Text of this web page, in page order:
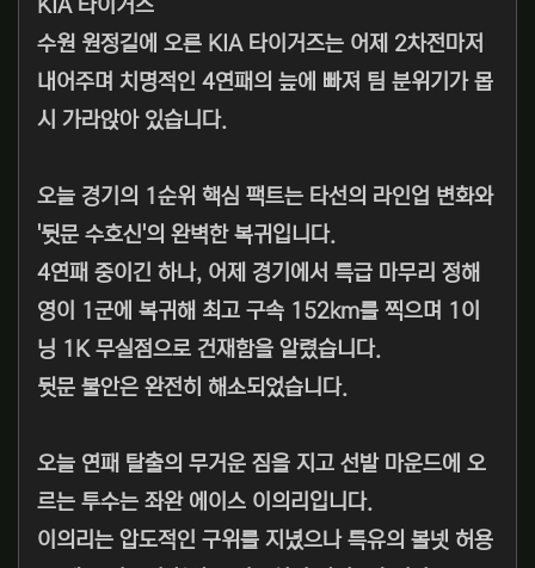
KIA 타이거즈
수원 원정길에 오른 KIA 타이거즈는 어제 2차전마저
내어주며 치명적인 4연패의 늪에 빠져 팀 분위기가 몹
시 가라앉아 있습니다.
오늘 경기의 1순위 핵심 팩트는 타선의 라인업 변화와
'뒷문 수호신'의 완벽한 복귀입니다.
4연패 중이긴 하나, 어제 경기에서 특급 마무리 정해
영이 1군에 복귀해 최고 구속 152km를 찍으며 1이
닝 1K 무실점으로 건재함을 알렸습니다.
뒷문 불안은 완전히 해소되었습니다.
오늘 연패 탈출의 무거운 짐을 지고 선발 마운드에 오
르는 투수는 좌완 에이스 이의리입니다.
이의리는 압도적인 구위를 지녔으나 특유의 볼넷 허용